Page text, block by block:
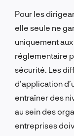
Pour les
elle seule ne
uniquement
réglementaire
sécurité. Les
d’application
entraîner des
au sein des
entreprises